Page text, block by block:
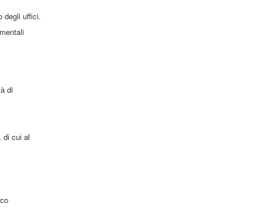
degli uffici.
di
di cui al